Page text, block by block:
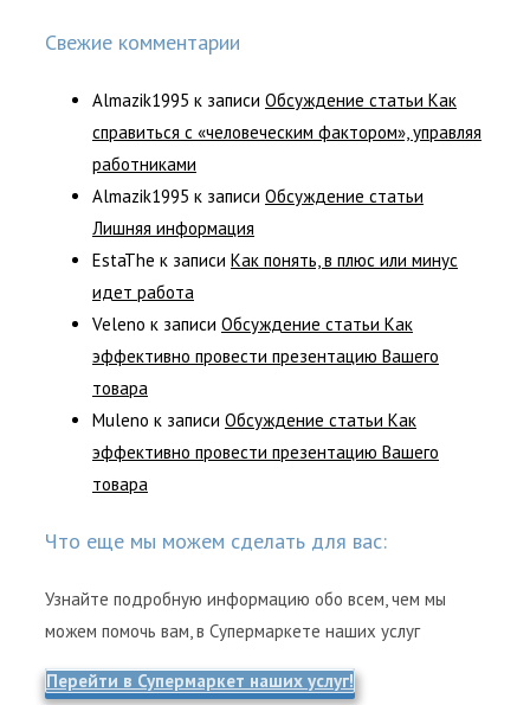
Свежие комментарии
Almazik1995 к записи Обсуждение статьи Как
справиться с «человеческим фактором», управляя
работниками
Almazik1995 к записи Обсуждение статьи
Лишняя информация
EstaThe к записи Как понять, в плюс или минус
идет работа
Veleno к записи Обсуждение статьи Как
эффективно провести презентацию Вашего
товара
Muleno к записи Обсуждение статьи Как
эффективно провести презентацию Вашего
товара
Что еще мы можем сделать для вас:
Узнайте подробную информацию обо всем, чем мы
можем помочь вам, в Супермаркете наших услуг
Перейти в Супермаркет наших услуг!